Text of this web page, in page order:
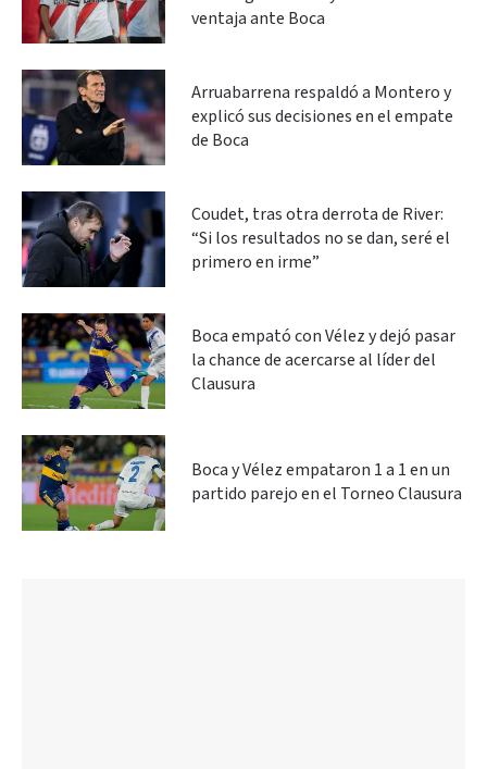
ventaja ante Boca
Arruabarrena respaldó a Montero y
explicó sus decisiones en el empate
de Boca
Coudet, tras otra derrota de River:
“Si los resultados no se dan, seré el
primero en irme”
Boca empató con Vélez y dejó pasar
la chance de acercarse al líder del
Clausura
Boca y Vélez empataron 1 a 1 en un
partido parejo en el Torneo Clausura